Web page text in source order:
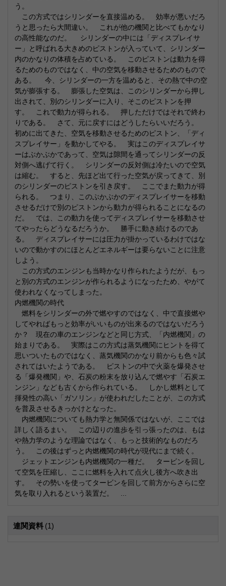
う。
この方式ではシリンダーを直接温める。 効率が悪いだろ
うと思ったら大間違い。 これが他の機関と比べてもかなり
の高性能なのだ。 シリンダーの中には「ディスプレイサ
ー」と呼ばれる大きめのピストンが入っていて、シリンダー
内のかなりの体積を占めている。 このピストンは動力を得
るためのものではなく、中の空気を移動させるためのもので
ある。 今、シリンダーの一方を温めると、その熱で中の空
気が膨張する。 膨張した空気は、このシリンダーから押し
出されて、別のシリンダーに入り、そこのピストンを押
す。 これで動力が得られる。 押しただけではそれで終わ
りである。 さて、元に戻すにはどうしたらいいだろう。
初めに出てきた、空気を移動させるためのピストン、「ディ
スプレイサー」を動かしてやる。 実はこのディスプレイサ
ーはぶかぶかであって、空気は隙間を通ってシリンダーの反
対側へ逃げて行く。 シリンダーの反対側は冷たいので空気
は縮む。 すると、先ほど出て行った空気が戻ってきて、別
のシリンダーのピストンを引き戻す。 ここでまた動力が得
られる。 つまり、このぶかぶかのディスプレイサーを移動
させるだけで別のピストンから動力が得られることになるの
だ。 では、この動力を使ってディスプレイサーを移動させ
てやったらどうなるだろうか。 勝手に動き続けるのであ
る。 ディスプレイサーには圧力が掛かっているわけではな
いので動かすのにほとんどエネルギーは要らないことに注意
しよう。
この方式のエンジンも当時かなり作られたようだが、もっ
と別の方式のエンジンが作られるようになったため、やがて
使われなくなってしまった。
内燃機関の時代
燃料をシリンダーの外で燃やすのではなく、中で直接燃や
してやればもっと効率がいいものが出来るのではないだろう
か？ 現在の車のエンジンなどと同じ方式、「内燃機関」の
始まりである。 実際はこの方式は蒸気機関にヒントを得て
思いついたものではなく、蒸気機関のかなり前からも色々試
されてはいたようである。 ピストンの中で火薬を爆発させ
る「爆発機関」や、石炭の粉末を放り込んで燃やす「石炭エ
ンジン」なども古くから作られている。 しかし燃料として
揮発性の高い「ガソリン」が使われだしたことが、この方式
を普及させるきっかけとなった。
内燃機関についても熱力学と無関係ではないが、ここでは
詳しく語るまい。 この辺りの進歩を引っ張ったのは、もは
や熱力学のような理論ではなく、もっと技術的なものだろ
う。 この後はずっと内燃機関の時代が現代にまで続く。
ジェットエンジンも内燃機関の一種だ。 タービンを回し
て空気を圧縮し、ここに燃料を入れて点火し後方へ吹き出
す。 その勢いを使ってタービンを回して前方からさらに空
気を取り入れるという装置だ。 ...
連関資料 (1)